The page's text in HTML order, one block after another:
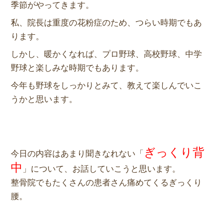
季節がやってきます。
私、院長は重度の花粉症のため、つらい時期でもあ
ります。
しかし、暖かくなれば、プロ野球、高校野球、中学
野球と楽しみな時期でもあります。
今年も野球をしっかりとみて、教えて楽しんでいこ
うかと思います。
今日の内容はあまり聞きなれない「 ぎっくり背
中 」について、お話していこうと思います。
整骨院でもたくさんの患者さん痛めてくるぎっくり
腰。